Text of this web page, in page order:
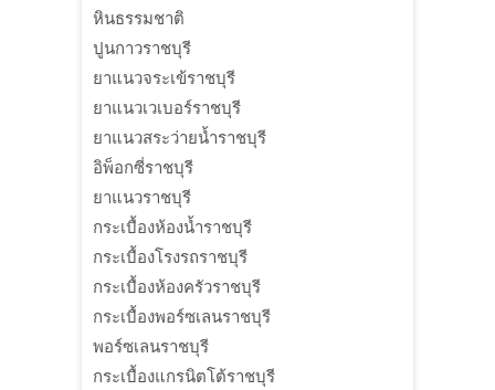
หินธรรมชาติ
ปูนกาวราชบุรี
ยาแนวจระเข้ราชบุรี
ยาแนวเวเบอร์ราชบุรี
ยาแนวสระว่ายน้ำราชบุรี
อิพ็อกซี่ราชบุรี
ยาแนวราชบุรี
กระเบื้องห้องน้ำราชบุรี
กระเบื้องโรงรถราชบุรี
กระเบื้องห้องครัวราชบุรี
กระเบื้องพอร์ซเลนราชบุรี
พอร์ซเลนราชบุรี
กระเบื้องแกรนิตโต้ราชบุรี